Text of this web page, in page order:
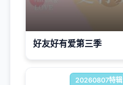
好友好有爱第三季
20260807特辑